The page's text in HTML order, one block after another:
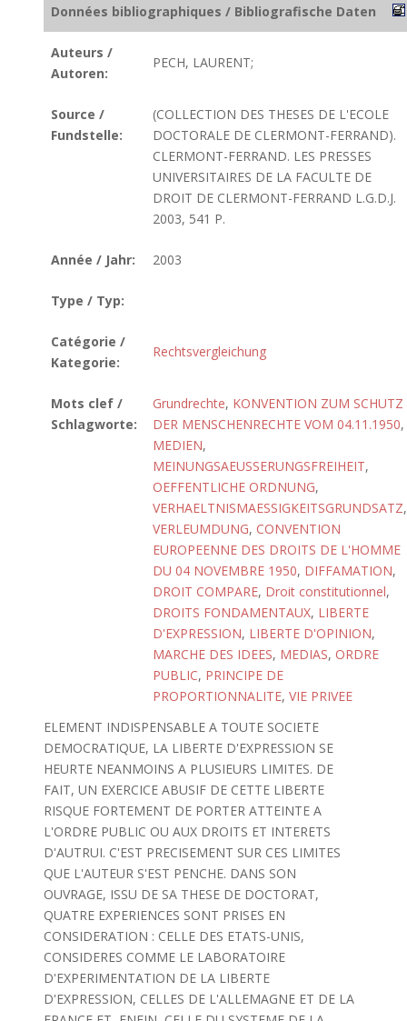
Données bibliographiques / Bibliografische Daten
Auteurs /
Autoren:
PECH, LAURENT;
Source /
Fundstelle:
(COLLECTION DES THESES DE L'ECOLE
DOCTORALE DE CLERMONT-FERRAND).
CLERMONT-FERRAND. LES PRESSES
UNIVERSITAIRES DE LA FACULTE DE
DROIT DE CLERMONT-FERRAND L.G.D.J.
2003, 541 P.
Année / Jahr: 2003
Type / Typ:
Catégorie /
Kategorie:
Rechtsvergleichung
Mots clef /
Schlagworte:
Grundrechte, KONVENTION ZUM SCHUTZ
DER MENSCHENRECHTE VOM 04.11.1950,
MEDIEN,
MEINUNGSAEUSSERUNGSFREIHEIT,
OEFFENTLICHE ORDNUNG,
VERHAELTNISMAESSIGKEITSGRUNDSATZ,
VERLEUMDUNG, CONVENTION
EUROPEENNE DES DROITS DE L'HOMME
DU 04 NOVEMBRE 1950, DIFFAMATION,
DROIT COMPARE, Droit constitutionnel,
DROITS FONDAMENTAUX, LIBERTE
D'EXPRESSION, LIBERTE D'OPINION,
MARCHE DES IDEES, MEDIAS, ORDRE
PUBLIC, PRINCIPE DE
PROPORTIONNALITE, VIE PRIVEE
ELEMENT INDISPENSABLE A TOUTE SOCIETE
DEMOCRATIQUE, LA LIBERTE D'EXPRESSION SE
HEURTE NEANMOINS A PLUSIEURS LIMITES. DE
FAIT, UN EXERCICE ABUSIF DE CETTE LIBERTE
RISQUE FORTEMENT DE PORTER ATTEINTE A
L'ORDRE PUBLIC OU AUX DROITS ET INTERETS
D'AUTRUI. C'EST PRECISEMENT SUR CES LIMITES
QUE L'AUTEUR S'EST PENCHE. DANS SON
OUVRAGE, ISSU DE SA THESE DE DOCTORAT,
QUATRE EXPERIENCES SONT PRISES EN
CONSIDERATION : CELLE DES ETATS-UNIS,
CONSIDERES COMME LE LABORATOIRE
D'EXPERIMENTATION DE LA LIBERTE
D'EXPRESSION, CELLES DE L'ALLEMAGNE ET DE LA